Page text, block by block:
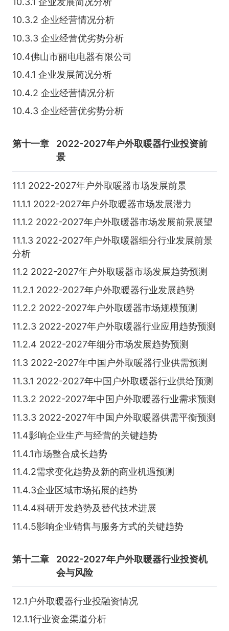
10.3.2 企业经营情况分析
10.3.3 企业经营优劣势分析
10.4佛山市丽电电器有限公司
10.4.1 企业发展简况分析
10.4.2 企业经营情况分析
10.4.3 企业经营优劣势分析
第十一章
2022-2027年户外取暖器行业投资前
景
11.1 2022-2027年户外取暖器市场发展前景
11.1.1 2022-2027年户外取暖器市场发展潜力
11.1.2 2022-2027年户外取暖器市场发展前景展望
11.1.3 2022-2027年户外取暖器细分行业发展前景
分析
11.2 2022-2027年户外取暖器市场发展趋势预测
11.2.1 2022-2027年户外取暖器行业发展趋势
11.2.2 2022-2027年户外取暖器市场规模预测
11.2.3 2022-2027年户外取暖器行业应用趋势预测
11.2.4 2022-2027年细分市场发展趋势预测
11.3 2022-2027年中国户外取暖器行业供需预测
11.3.1 2022-2027年中国户外取暖器行业供给预测
11.3.2 2022-2027年中国户外取暖器行业需求预测
11.3.3 2022-2027年中国户外取暖器供需平衡预测
11.4影响企业生产与经营的关键趋势
11.4.1市场整合成长趋势
11.4.2需求变化趋势及新的商业机遇预测
11.4.3企业区域市场拓展的趋势
11.4.4科研开发趋势及替代技术进展
11.4.5影响企业销售与服务方式的关键趋势
第十二章
2022-2027年户外取暖器行业投资机
会与风险
12.1户外取暖器行业投融资情况
12.1.1行业资金渠道分析